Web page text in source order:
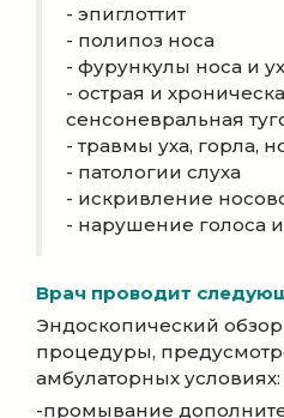
- эпиглоттит
- полипоз носа
- фурункулы носа и
- острая и
сенсоневральная
- травмы уха, горла,
- патологии слуха
- искривление
- нарушение голоса
Врач проводит
Эндоскопический
процедуры,
амбулаторных условиях:
-промывание